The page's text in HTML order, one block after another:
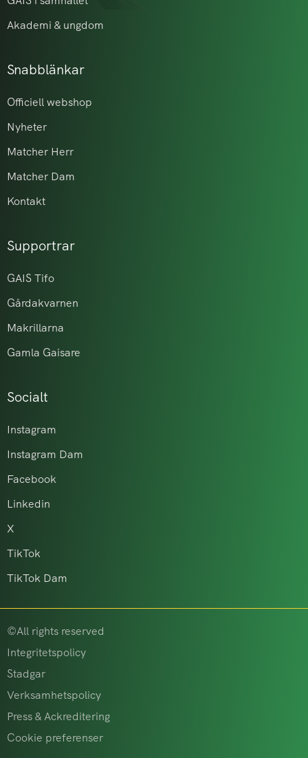
Akademi & ungdom
Snabblänkar
Officiell webshop
Nyheter
Matcher Herr
Matcher Dam
Kontakt
Supportrar
GAIS Tifo
Gårdakvarnen
Makrillarna
Gamla Gaisare
Socialt
Instagram
Instagram Dam
Facebook
Linkedin
X
TikTok
TikTok Dam
©All rights reserved
Integritetspolicy
Stadgar
Verksamhetspolicy
Press & Ackreditering
Cookie preferenser